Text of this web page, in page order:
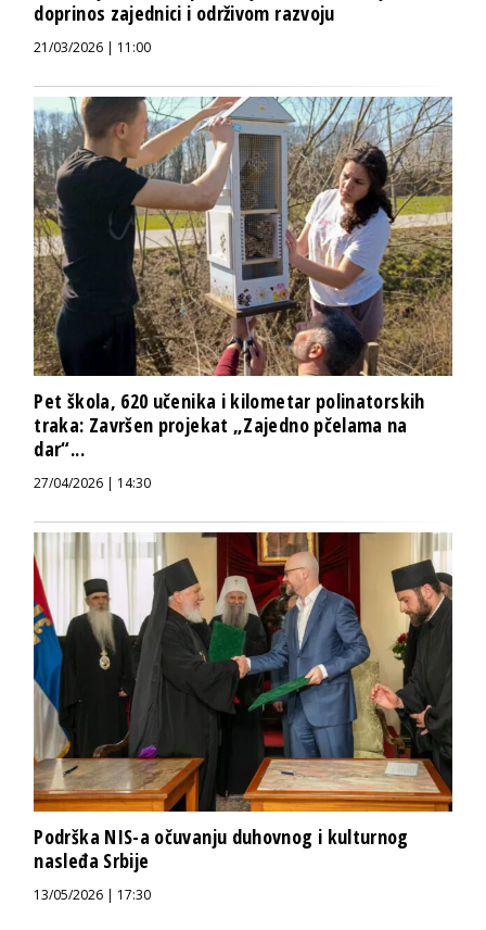
doprinos zajednici i održivom razvoju
21/03/2026 | 11:00
Pet škola, 620 učenika i kilometar polinatorskih
traka: Završen projekat „Zajedno pčelama na
dar“...
27/04/2026 | 14:30
Podrška NIS-a očuvanju duhovnog i kulturnog
nasleđa Srbije
13/05/2026 | 17:30